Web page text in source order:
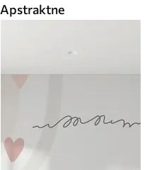
Apstraktne